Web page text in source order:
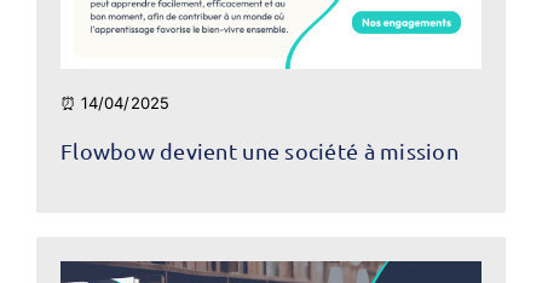
⏰ 14/04/2025
Flowbow devient une société à mission